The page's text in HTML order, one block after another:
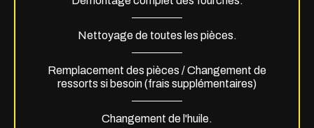
Nettoyage de toutes les pièces.
Remplacement des pièces / Changement de
ressorts si besoin (frais supplémentaires)
Changement de l'huile.